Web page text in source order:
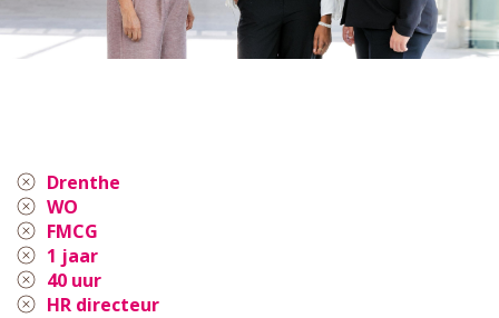
Drenthe
WO
FMCG
1 jaar
40 uur
HR directeur